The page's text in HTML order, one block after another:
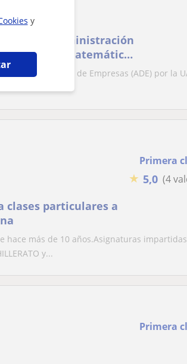
y
en Administración
clases de Matemáticas
y Dirección de Empresas (ADE) por la
Primera
★ 5,0 (4
clases particulares a
hace más de 10 años.Asignaturas
y...
Primera